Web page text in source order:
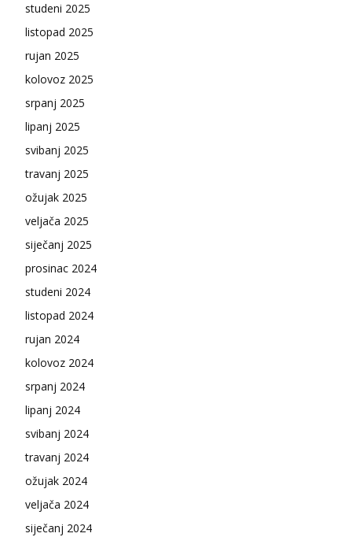
studeni 2025
listopad 2025
rujan 2025
kolovoz 2025
srpanj 2025
lipanj 2025
svibanj 2025
travanj 2025
ožujak 2025
veljača 2025
siječanj 2025
prosinac 2024
studeni 2024
listopad 2024
rujan 2024
kolovoz 2024
srpanj 2024
lipanj 2024
svibanj 2024
travanj 2024
ožujak 2024
veljača 2024
siječanj 2024